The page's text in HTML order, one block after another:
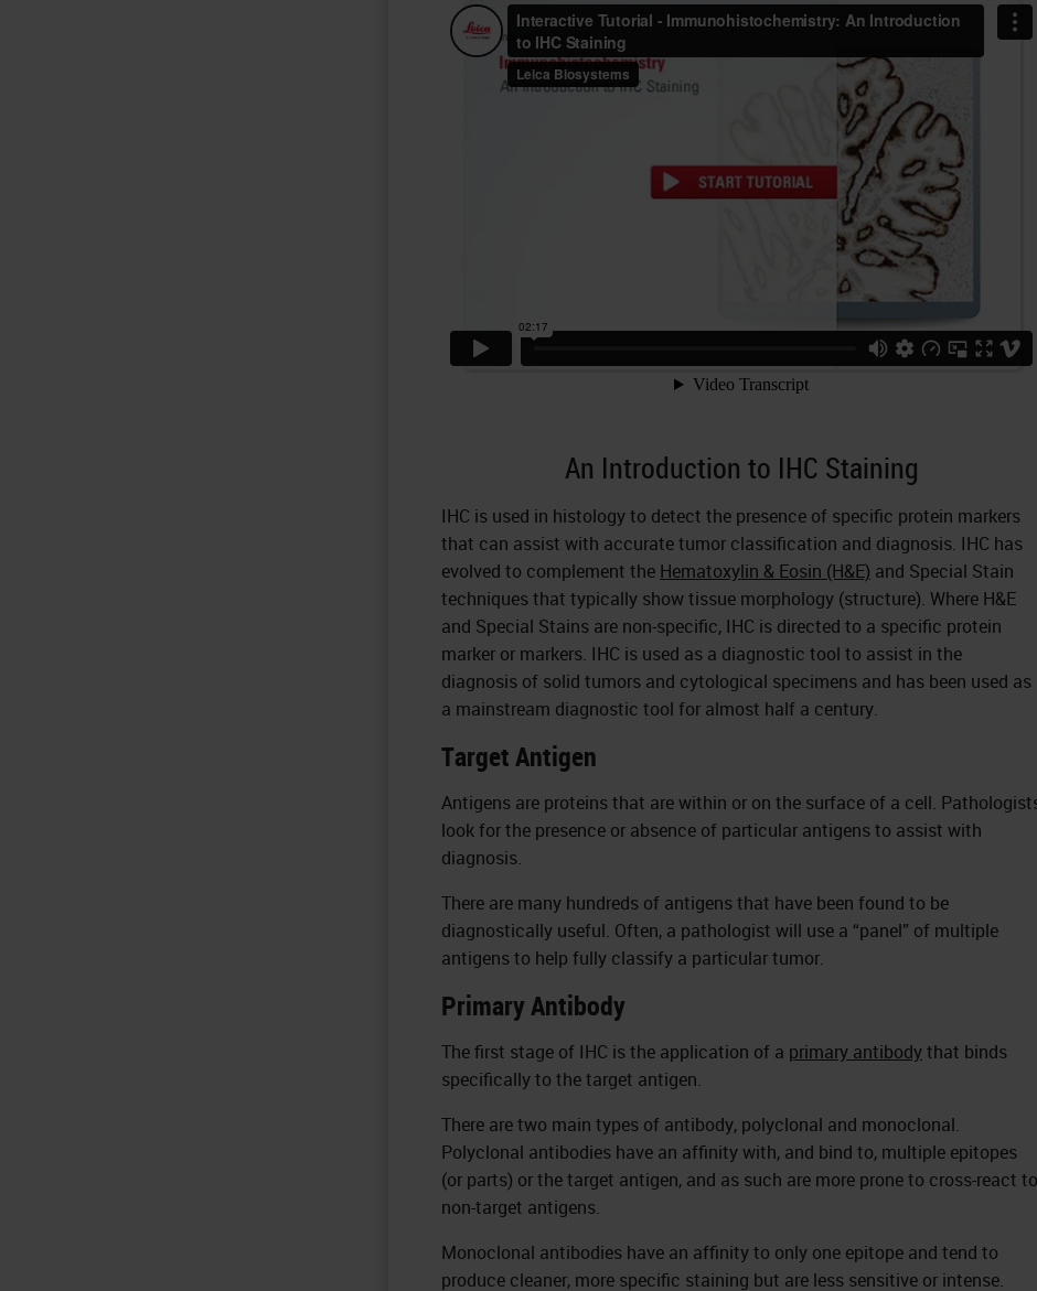
An Introduction to IHC Staining
IHC is used in histology to detect the presence of specific protein markers
that can assist with accurate tumor classification and diagnosis. IHC has
evolved to complement the Hematoxylin & Eosin (H&E) and Special Stain
techniques that typically show tissue morphology (structure). Where H&E
and Special Stains are non-specific, IHC is directed to a specific protein
marker or markers. IHC is used as a diagnostic tool to assist in the
diagnosis of solid tumors and cytological specimens and has been used as
a mainstream diagnostic tool for almost half a century.
Target Antigen
Antigens are proteins that are within or on the surface of a cell.
look for the presence or absence of particular antigens to assist with
diagnosis.
There are many hundreds of antigens that have been found to be
diagnostically useful. Often, a pathologist will use a “panel” of multiple
antigens to help fully classify a particular tumor.
Primary Antibody
The first stage of IHC is the application of a primary antibodythat binds
specifically to the target antigen.
There are two main types of antibody, polyclonal and monoclonal.
Polyclonal antibodies have an affinity with, and bind to, multiple epitopes
(or parts) or the target antigen, and as such are more prone to cross-react to
non-target antigens.
Monoclonal antibodies have an affinity to only one epitope and tend to
produce cleaner, more specific staining but are less sensitive or intense.